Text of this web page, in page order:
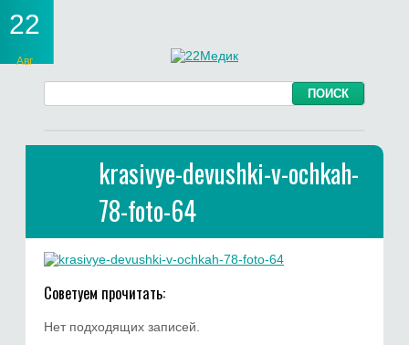
22
Авг
krasivye-devushki-v-ochkah-
78-foto-64
Советуем прочитать:
Нет подходящих записей.